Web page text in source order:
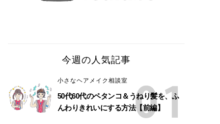
今週の人気記事
小さなヘアメイク相談室
50代60代のペタンコ＆うねり髪を、ふ
んわりきれいにする方法【前編】